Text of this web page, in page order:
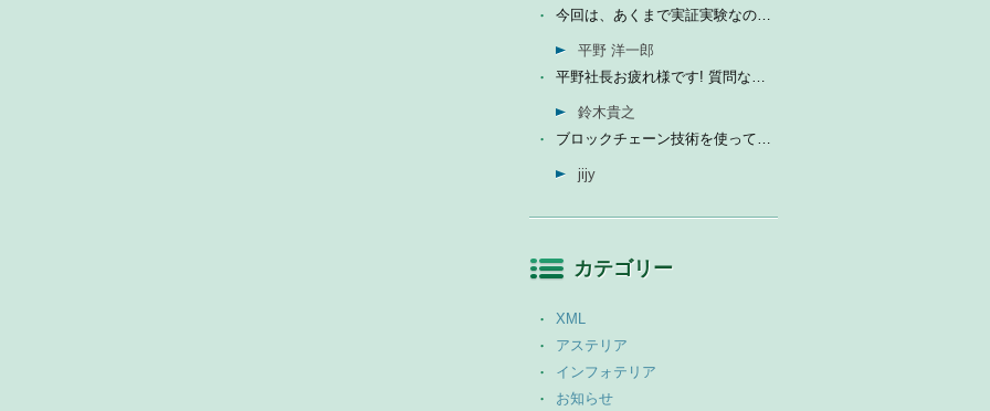
今回は、あくまで実証実験なので、当社の売上に関しては未定...
平野 洋一郎
平野社長お疲れ様です! 質問なんですが、インフォテリアはソ...
鈴木貴之
ブロックチェーン技術を使って、現状それなりに触れる機会が...
jijy
カテゴリー
XML
アステリア
インフォテリア
お知らせ